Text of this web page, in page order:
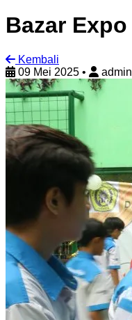
Bazar Expo
Kembali
09 Mei 2025 • admin